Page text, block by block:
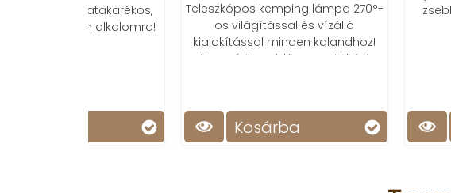
Teleszkópos kemping lámpa 270°-
os világítással és vízálló
kialakítással minden kalandhoz!
Hosszú üzemidő, gyors töltés!
Kosárba
zseblámpa, vízálló
Kosárba